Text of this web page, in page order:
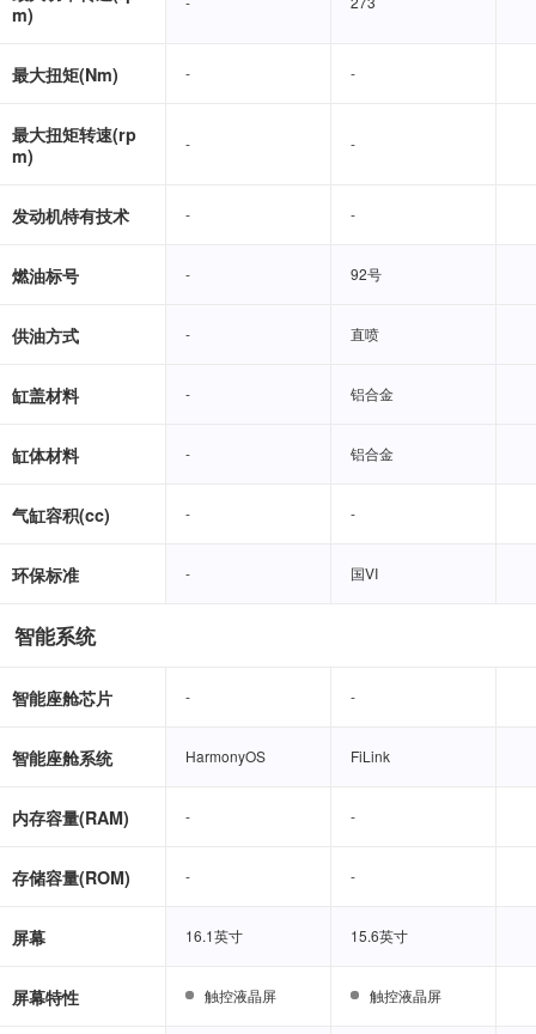
m)
最大扭矩(Nm) - -
最大扭矩转速(rp
m)
- -
发动机特有技术 - -
燃油标号 - 92号
供油方式 - 直喷
缸盖材料 - 铝合金
缸体材料 - 铝合金
气缸容积(cc) - -
环保标准 - 国VI
智能系统
智能座舱芯片 - -
智能座舱系统 HarmonyOS FiLink
内存容量(RAM) - -
存储容量(ROM) - -
屏幕 16.1英寸 15.6英寸
屏幕特性 触控液晶屏 触控液晶屏
- -
- -
- -
- 92号
- 直喷
- 铝合金
- 铝合金
- -
- 国VI
- -
HarmonyOS FiLink
- -
- -
16.1英寸 15.6英寸
触控液晶屏 触控液晶屏